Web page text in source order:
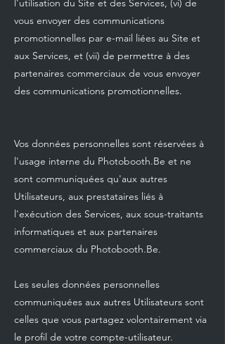
l'utilisation du Site et des Services, (vi) de
vous envoyer des communications
promotionnelles par e-mail liées au Site et
aux Services, et (vii) de permettre à des
partenaires commerciaux de vous envoyer
des communications promotionnelles.
Vos données personnelles sont réservées à
l'usage interne du Photobooth.Be et ne
sont communiquées qu'aux autres
Utilisateurs, aux prestataires liés à
l'exécution des Services, aux sous-traitants
informatiques et aux partenaires
commerciaux du Photobooth.Be.
Les seules données personnelles
communiquées aux autres Utilisateurs sont
celles que vous partagez volontairement via
le profil de votre compte-utilisateur.